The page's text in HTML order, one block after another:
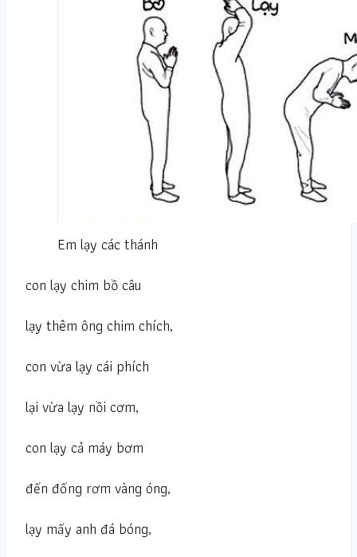
Em lạy các thánh
con lạy chim bồ câu
lạy thêm ông chim chích,
con vừa lạy cái phích
lại vừa lạy nồi cơm,
con lạy cả máy bơm
đến đống rơm vàng óng,
lạy mấy anh đá bóng,